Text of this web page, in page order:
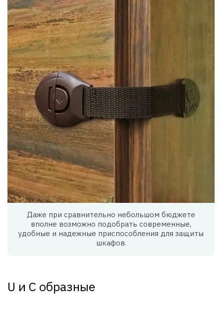
Даже при сравнительно небольшом бюджете
вполне возможно подобрать современные,
удобные и надежные приспособления для защиты
шкафов.
U и С образные